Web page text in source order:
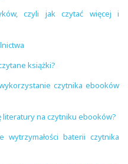
czyli jak czytać więcej i
książki?
czytnika ebooków
literatury na czytniku ebooków?
baterii czytnika